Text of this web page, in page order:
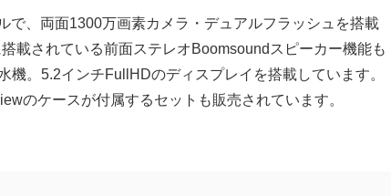
で、両面1300万画素カメラ・デュアルフラッシュを搭載
載されている前面ステレオBoomsoundスピーカー機能も
。5.2インチFullHDのディスプレイを搭載しています。
のケースが付属するセットも販売されています。